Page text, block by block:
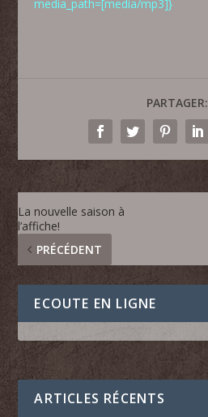
media_path=[media/mp3]}
PARTAGER:
La nouvelle saison à
l’affiche!
PRÉCÉDENT
ECOUTE EN LIGNE
ARTICLES RÉCENTS